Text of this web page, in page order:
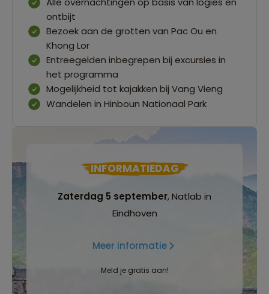
ontbijt
Bezoek aan de grotten van Pac Ou en
Khong Lor
Entreegelden inbegrepen bij excursies in
het programma
Mogelijkheid tot kajakken bij Vang Vieng
Wandelen in Hinboun Nationaal Park
INFORMATIEDAG
Zaterdag 5 september, Natlab in
Eindhoven
Meer informatie
Meld je gratis aan!